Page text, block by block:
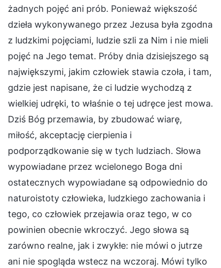
żadnych pojęć ani prób. Ponieważ większość
dzieła wykonywanego przez Jezusa była zgodna
z ludzkimi pojęciami, ludzie szli za Nim i nie mieli
pojęć na Jego temat. Próby dnia dzisiejszego są
największymi, jakim człowiek stawia czoła, i tam,
gdzie jest napisane, że ci ludzie wychodzą z
wielkiej udręki, to właśnie o tej udręce jest mowa.
Dziś Bóg przemawia, by zbudować wiarę,
miłość, akceptację cierpienia i
podporządkowanie się w tych ludziach. Słowa
wypowiadane przez wcielonego Boga dni
ostatecznych wypowiadane są odpowiednio do
naturoistoty człowieka, ludzkiego zachowania i
tego, co człowiek przejawia oraz tego, w co
powinien obecnie wkroczyć. Jego słowa są
zarówno realne, jak i zwykłe: nie mówi o jutrze
ani nie spogląda wstecz na wczoraj. Mówi tylko